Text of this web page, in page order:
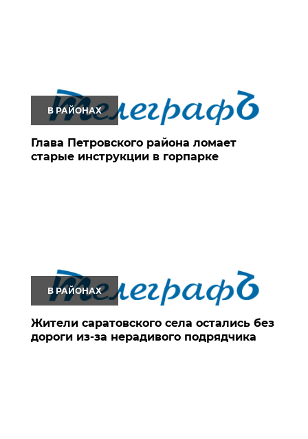
В РАЙОНАХ
Глава Петровского района ломает
старые инструкции в горпарке
В РАЙОНАХ
Жители саратовского села остались без
дороги из-за нерадивого подрядчика